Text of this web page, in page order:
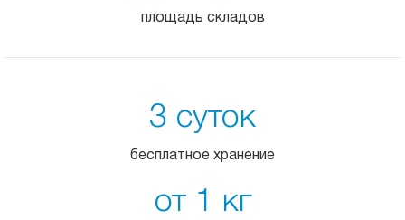
площадь складов
3 суток
бесплатное хранение
от 1 кг